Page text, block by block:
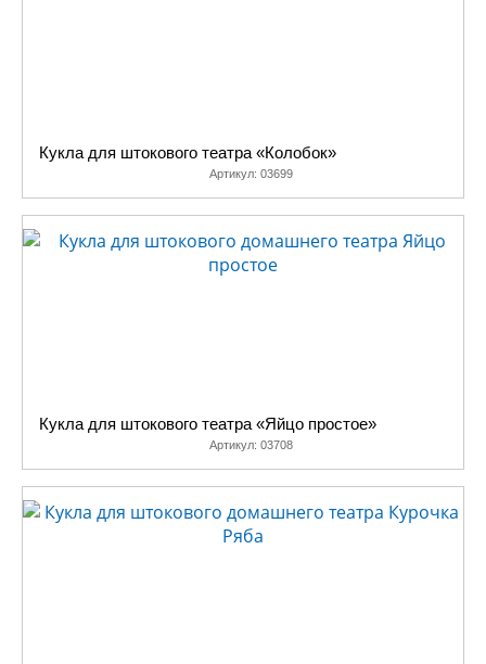
Кукла для штокового театра «Колобок»
Артикул: 03699
Кукла для штокового театра «Яйцо простое»
Артикул: 03708